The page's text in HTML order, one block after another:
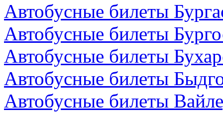
Автобусные билеты
Автобусные билеты
Автобусные билеты
Автобусные билеты
Автобусные билеты